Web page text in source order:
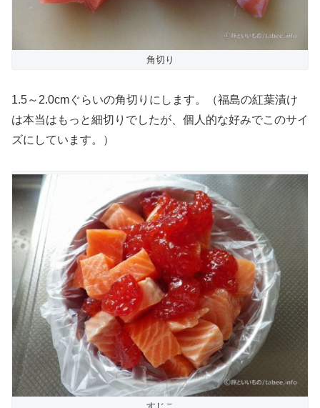
角切り
1.5～2.0cmぐらいの角切りにします。（福島の紅葉漬け
は本当はもっと細切りでしたが、個人的な好みでこのサイ
ズにしています。）